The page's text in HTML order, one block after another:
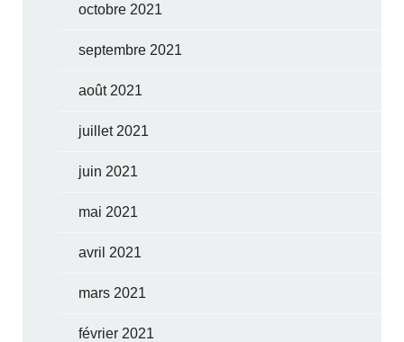
octobre 2021
septembre 2021
août 2021
juillet 2021
juin 2021
mai 2021
avril 2021
mars 2021
février 2021